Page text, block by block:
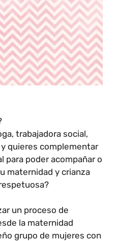
trabajadora social,
quieres complementar
poder acompañar o
maternidad y crianza
un proceso de
la maternidad
grupo de mujeres con